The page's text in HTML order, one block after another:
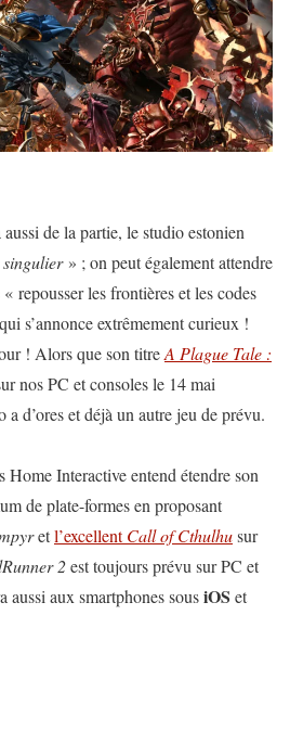
aussi de la partie, le studio estonien
» ; on peut également attendre
« repousser les frontières et les codes
s’annonce extrêmement curieux !
! Alors que son titreA Plague Tale :
nos PC et consoles le 14 mai
d’ores et déjà un autre jeu de prévu.
Home Interactive entend étendre son
de plate-formes en proposant
etl’excellentCall of Cthulhusur
2est toujours prévu sur PC et
aussi aux smartphones sousiOS et